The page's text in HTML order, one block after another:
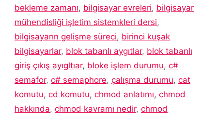
bekleme zamanı, bilgisayar evreleri, bilgisayar
mühendisliği işletim sistemkleri dersi,
bilgisayarın gelişme süreci, birinci kuşak
bilgisayarlar, blok tabanlı aygıtlar, blok tabanlı
giriş çıkış ayıgltıar, bloke işlem durumu, c#
semafor, c# semaphore, çalışma durumu, cat
komutu, cd komutu, chmod anlatımı, chmod
hakkında, chmod kavramı nedir, chmod